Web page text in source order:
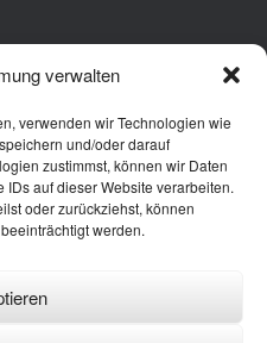
verwalten
verwenden wir Technologien wie
und/oder darauf
zustimmst, können wir Daten
auf dieser Website verarbeiten.
oder zurückziehst, können
werden.